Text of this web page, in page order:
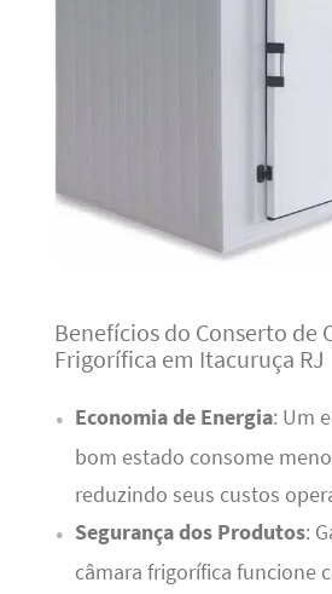
Benefícios do Conserto de
Frigorífica em Itacuruça RJ
Economia de Energia: Um
bom estado consome
reduzindo seus custos
Segurança dos Produtos:
câmara frigorífica funcione